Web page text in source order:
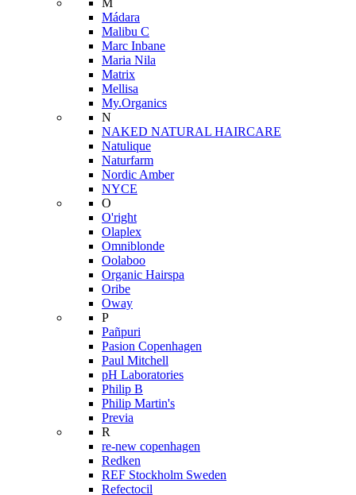
M
Mádara
Malibu C
Marc Inbane
Maria Nila
Matrix
Mellisa
My.Organics
N
NAKED NATURAL HAIRCARE
Natulique
Naturfarm
Nordic Amber
NYCE
O
O'right
Olaplex
Omniblonde
Oolaboo
Organic Hairspa
Oribe
Oway
P
Pañpuri
Pasion Copenhagen
Paul Mitchell
pH Laboratories
Philip B
Philip Martin's
Previa
R
re-new copenhagen
Redken
REF Stockholm Sweden
Refectocil